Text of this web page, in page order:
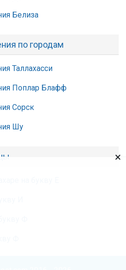
Белиза
по городам
Таллахасси
Поплар Блафф
Сорск
Шу
×